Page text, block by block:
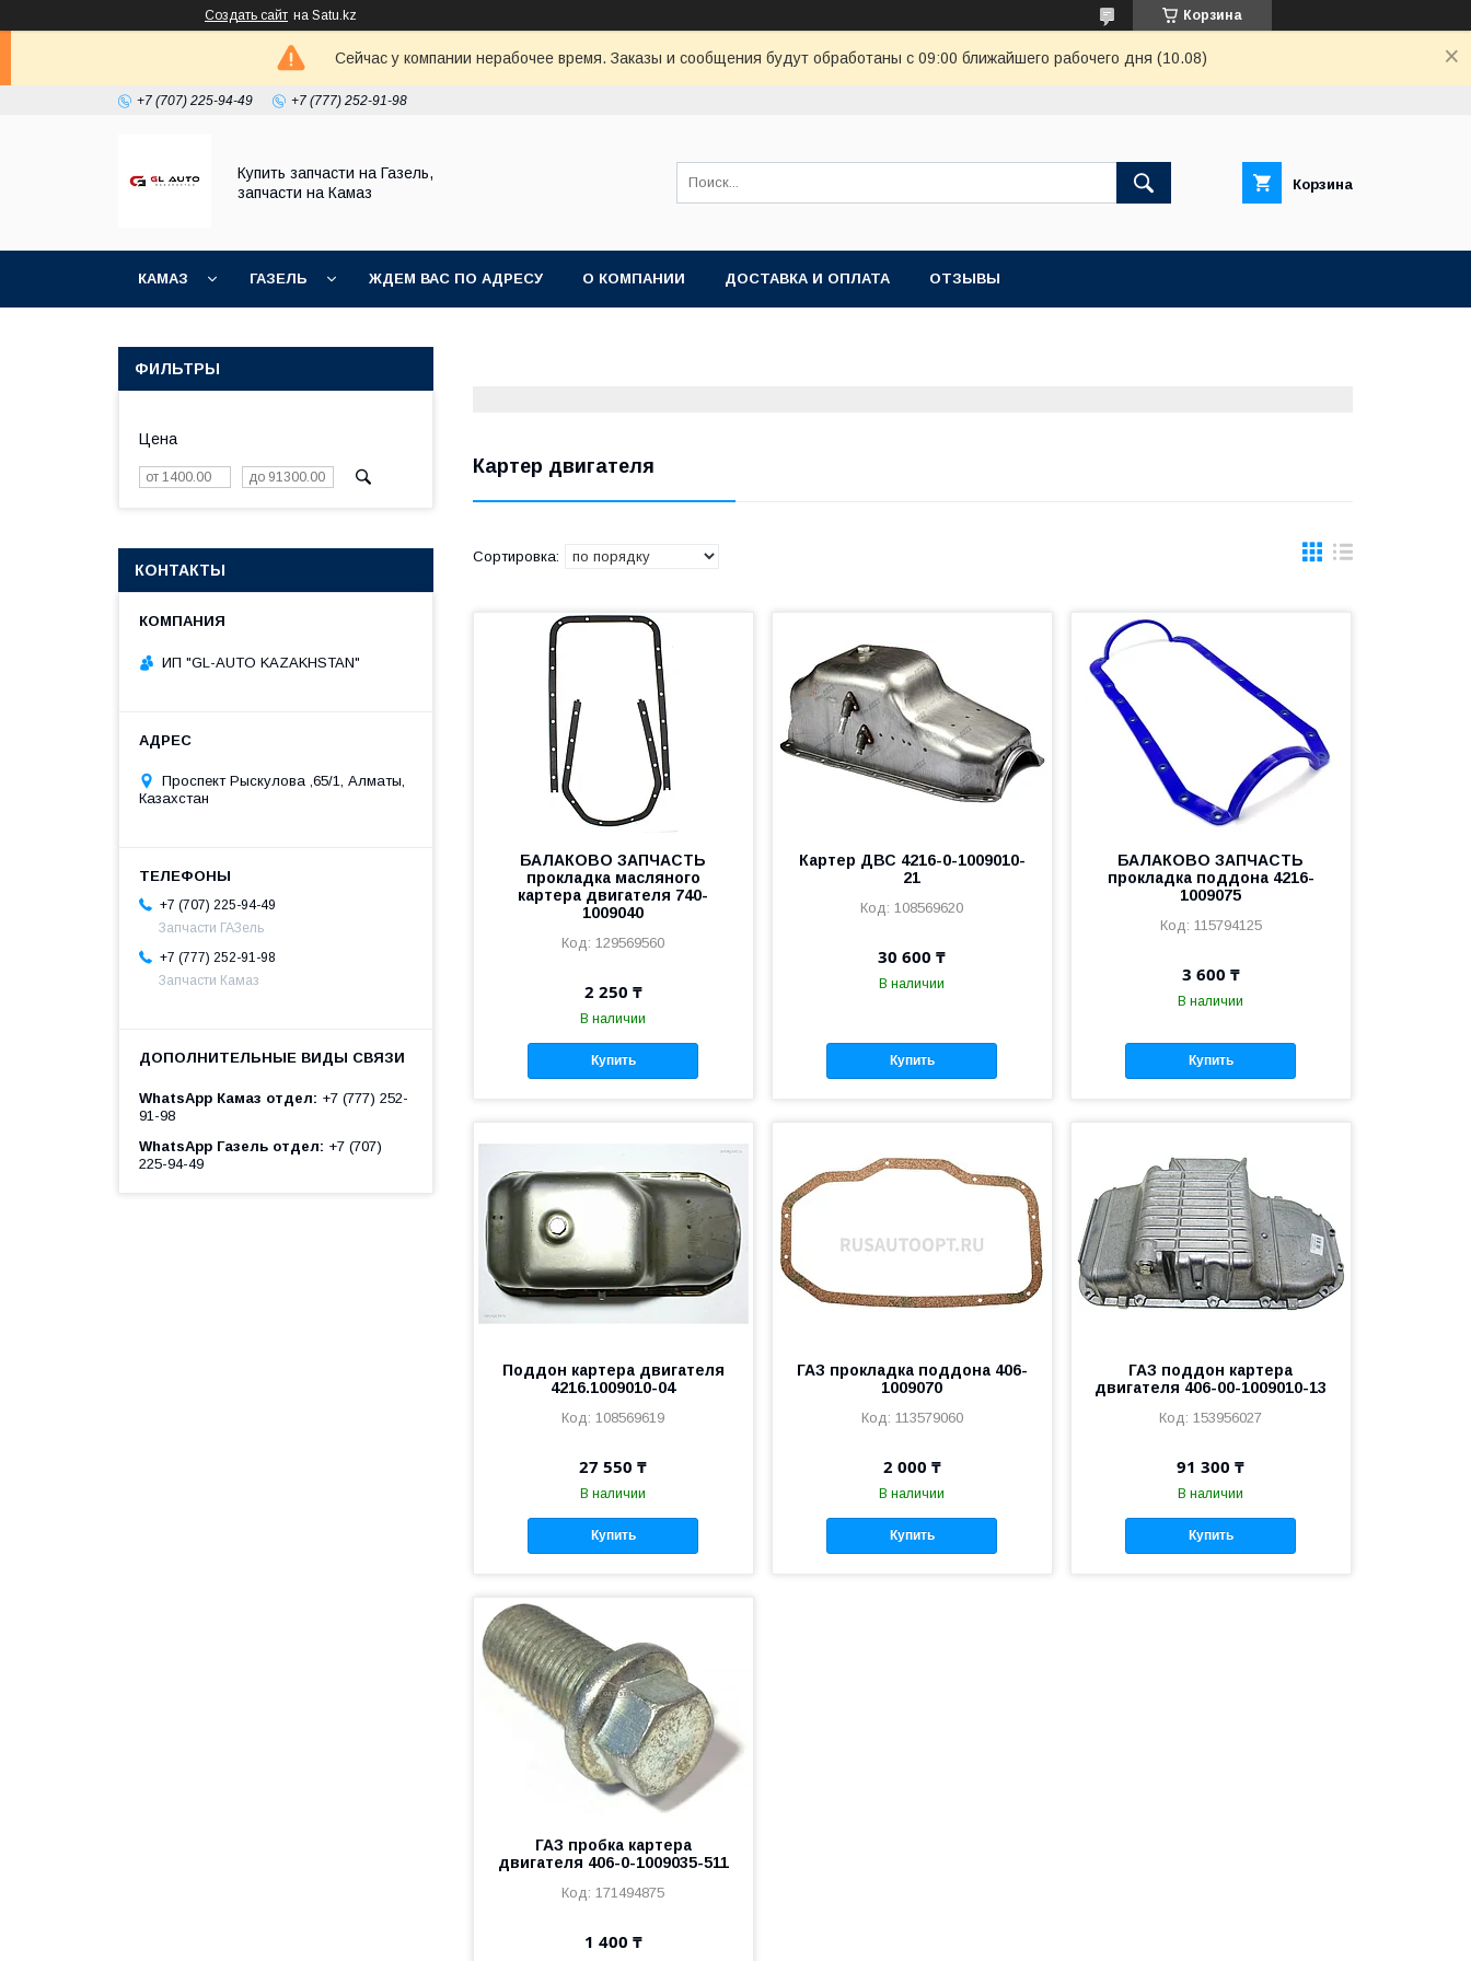
Создать сайт на Satu.kz Корзина
Сейчас у компании нерабочее время. Заказы и сообщения будут обработаны с 09:00 ближайшего рабочего дня (10.08)
+7 (707) 225-94-49 +7 (777) 252-91-98
Купить запчасти на Газель,
запчасти на Камаз
Корзина
КАМАЗ ГАЗЕЛЬ ЖДЕМ ВАС ПО АДРЕСУ О КОМПАНИИ ДОСТАВКА И ОПЛАТА ОТЗЫВЫ
Картер двигателя
БАЛАКОВО ЗАПЧАСТЬ
прокладка масляного
картера двигателя 740-
1009040
129569560
2 250 ₸
В наличии
Купить
Картер ДВС 4216-0-1009010-
21
108569620
30 600 ₸
В наличии
Купить
БАЛАКОВО ЗАПЧАСТЬ
прокладка поддона 4216-
1009075
115794125
3 600 ₸
В наличии
Купить
Поддон картера двигателя
4216.1009010-04
108569619
27 550 ₸
В наличии
Купить
ГАЗ прокладка поддона 406-
1009070
113579060
2 000 ₸
В наличии
Купить
ГАЗ поддон картера
двигателя 406-00-1009010-13
153956027
91 300 ₸
В наличии
Купить
ГАЗ пробка картера
двигателя 406-0-1009035-511
171494875
1 400 ₸
ФИЛЬТРЫ
Цена
КОНТАКТЫ
ИП "GL-AUTO KAZAKHSTAN"
Проспект Рыскулова ,65/1, Алматы,
Казахстан
+7 (707) 225-94-49
Запчасти ГАЗель
+7 (777) 252-91-98
Запчасти Камаз
WhatsApp Камаз отдел
+7 (777) 252-
91-98
WhatsApp Газель отдел
+7 (707)
225-94-49